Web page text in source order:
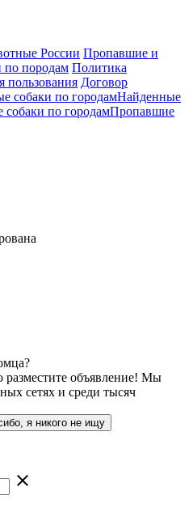
России Пропавшие и
по породам Политика
пользования Договор
собаки по городамНайденные
по городамПропавшие
разместите объявление! Мы
сетях и среди тысяч
я никого не ищу
close